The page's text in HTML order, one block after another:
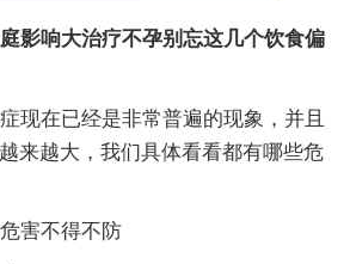
影响大治疗不孕别忘这几个饮食偏
现在已经是非常普遍的现象，并且
来越大，我们具体看看都有哪些危
害不得不防